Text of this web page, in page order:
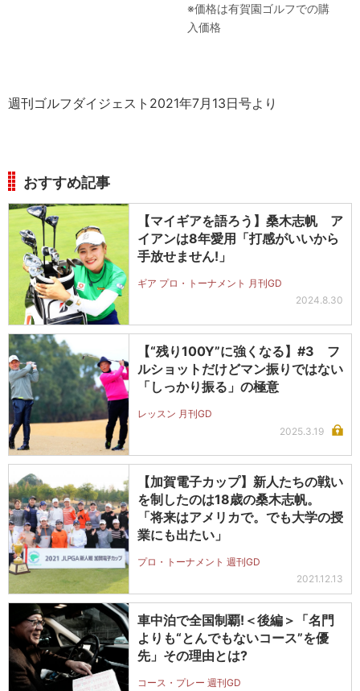
※価格は有賀園ゴルフでの購
入価格
週刊ゴルフダイジェスト2021年7月13日号より
おすすめ記事
【マイギアを語ろう】桑木志帆 ア
イアンは8年愛用「打感がいいから
手放せません!」
ギア プロ・トーナメント 月刊GD
2024.8.30
【“残り100Y”に強くなる】#3 フ
ルショットだけどマン振りではない
「しっかり振る」の極意
レッスン 月刊GD
2025.3.19
【加賀電子カップ】新人たちの戦い
を制したのは18歳の桑木志帆。
「将来はアメリカで。でも大学の授
業にも出たい」
プロ・トーナメント 週刊GD
2021.12.13
車中泊で全国制覇!＜後編＞「名門
よりも“とんでもないコース”を優
先」その理由とは?
コース・プレー 週刊GD